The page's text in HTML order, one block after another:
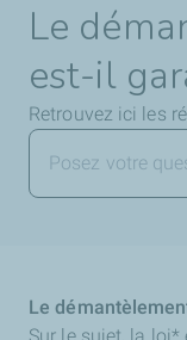
Le
est-il
Retrouvez ici les
Le